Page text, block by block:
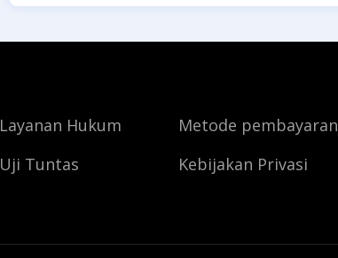
Layanan Hukum
Metode pembayaran
Uji Tuntas Kebijakan Privasi